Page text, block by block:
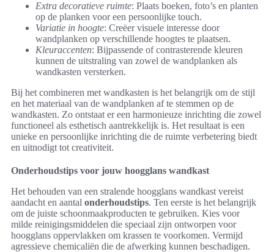
Extra decoratieve ruimte: Plaats boeken, foto’s en planten
op de planken voor een persoonlijke touch.
Variatie in hoogte: Creëer visuele interesse door
wandplanken op verschillende hoogtes te plaatsen.
Kleuraccenten: Bijpassende of contrasterende kleuren
kunnen de uitstraling van zowel de wandplanken als
wandkasten versterken.
Bij het combineren met wandkasten is het belangrijk om de stijl
en het materiaal van de wandplanken af te stemmen op de
wandkasten. Zo ontstaat er een harmonieuze inrichting die zowel
functioneel als esthetisch aantrekkelijk is. Het resultaat is een
unieke en persoonlijke inrichting die de ruimte verbetering biedt
en uitnodigt tot creativiteit.
Onderhoudstips voor jouw hoogglans wandkast
Het behouden van een stralende hoogglans wandkast vereist
aandacht en aantal onderhoudstips. Ten eerste is het belangrijk
om de juiste schoonmaakproducten te gebruiken. Kies voor
milde reinigingsmiddelen die speciaal zijn ontworpen voor
hoogglans oppervlakken om krassen te voorkomen. Vermijd
agressieve chemicaliën die de afwerking kunnen beschadigen.